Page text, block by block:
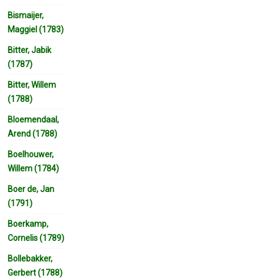
Bismaijer,
Maggiel (1783)
Bitter, Jabik
(1787)
Bitter, Willem
(1788)
Bloemendaal,
Arend (1788)
Boelhouwer,
Willem (1784)
Boer de, Jan
(1791)
Boerkamp,
Cornelis (1789)
Bollebakker,
Gerbert (1788)